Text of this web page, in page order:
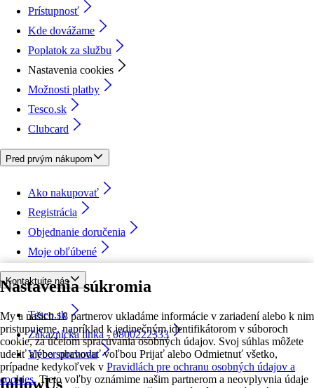
Nastavenia súkromia
My a našich 18 partnerov ukladáme informácie v zariadení alebo k nim
pristupujeme, napríklad k jedinečným identifikátorom v súboroch
cookie, za účelom spracúvania osobných údajov. Svoj súhlas môžete
udeliť alebo spravovať voľbou Prijať alebo Odmietnuť všetko,
prípadne kedykoľvek v Pravidlách pre ochranu osobných údajov a
cookies. Tieto voľby oznámime našim partnerom a neovplyvnia údaje
Prístupnosť
Kde dovážame
Poplatok za službu
Nastavenia cookies
Možnosti platby
Tesco.sk
Clubcard
Pred prvým nákupom
Ako nakupovať
Registrácia
Objednanie doručenia
Moje obľúbené
Kontaktujte nás
Tesco.sk
Zákaznícka linka - 0800222333
Výber obchodu
followUs